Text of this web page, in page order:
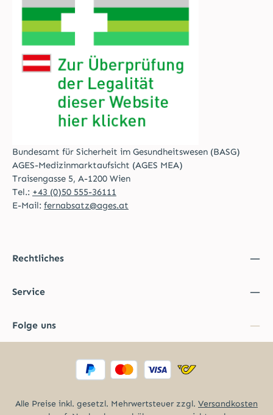
Bundesamt für Sicherheit im Gesundheitswesen (BASG)
AGES-Medizinmarktaufsicht (AGES MEA)
Traisengasse 5, A-1200 Wien
Tel.: +43 (0)50 555-36111
E-Mail: fernabsatz@ages.at
Rechtliches
Service
Folge uns
Alle Preise inkl. gesetzl. Mehrwertsteuer zzgl. Versandkosten